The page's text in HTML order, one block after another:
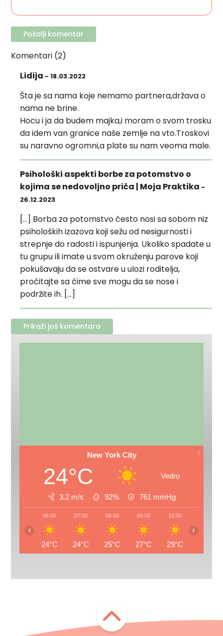
Komentari (2)
Lidija - 18.03.2022
Šta je sa nama koje nemamo partnera,država o
nama ne brine.
Hocu i ja da budem majka,i moram o svom trosku
da idem van granice naše zemlje na vto.Troskovi
su naravno ogromni,a plate su nam veoma male.
Psihološki aspekti borbe za potomstvo o
kojima se nedovoljno priča | Moja Praktika -
26.12.2023
[…] Borba za potomstvo često nosi sa sobom niz
psiholoških izazova koji sežu od nesigurnosti i
strepnje do radosti i ispunjenja. Ukoliko spadate u
tu grupu ili imate u svom okruženju parove koji
pokušavaju da se ostvare u ulozi roditelja,
pročitajte sa čime sve mogu da se nose i
podržite ih. […]
Prikaži još komentara
New York City
24°C Vedro
3.2 m/s 92% 761 mmHg
06:00
24°C
07:00
24°C
08:00
25°C
09:00
27°C
10:00
29°C
‹ ›